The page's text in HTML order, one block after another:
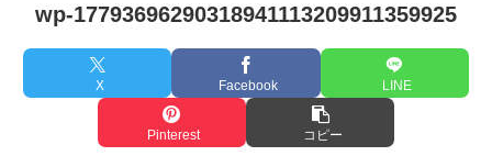
wp-17793696290318941113209911359925
X Facebook LINE
Pinterest コピー